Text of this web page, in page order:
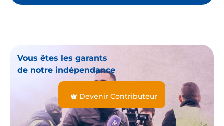
Vous êtes les garants
de notre indépendance
Devenir Contributeur